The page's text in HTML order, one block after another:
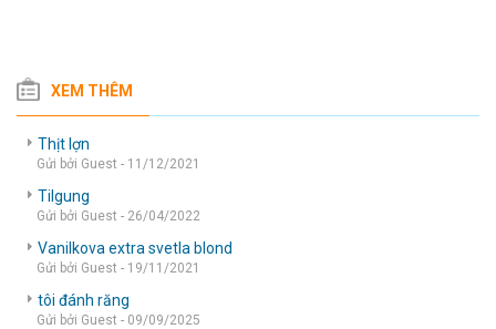
XEM THÊM
Thịt lợn
Gửi bởi Guest - 11/12/2021
Tilgung
Gửi bởi Guest - 26/04/2022
Vanilkova extra svetla blond
Gửi bởi Guest - 19/11/2021
tôi đánh răng
Gửi bởi Guest - 09/09/2025